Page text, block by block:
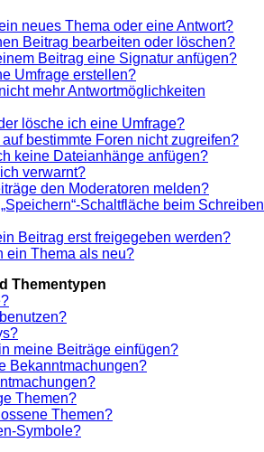
neues Thema oder eine Antwort?
Beitrag bearbeiten oder löschen?
Beitrag eine Signatur anfügen?
Umfrage erstellen?
mehr Antwortmöglichkeiten
lösche ich eine Umfrage?
bestimmte Foren nicht zugreifen?
keine Dateianhänge anfügen?
verwarnt?
den Moderatoren melden?
Schaltfläche beim Schreiben
Beitrag erst freigegeben werden?
ein Thema als neu?
Thementypen
meine Beiträge einfügen?
Bekanntmachungen?
Themen?
Themen?
Symbole?